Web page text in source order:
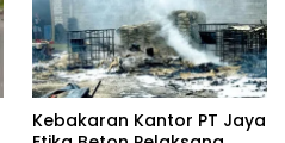
Kebakaran Kantor PT Jaya